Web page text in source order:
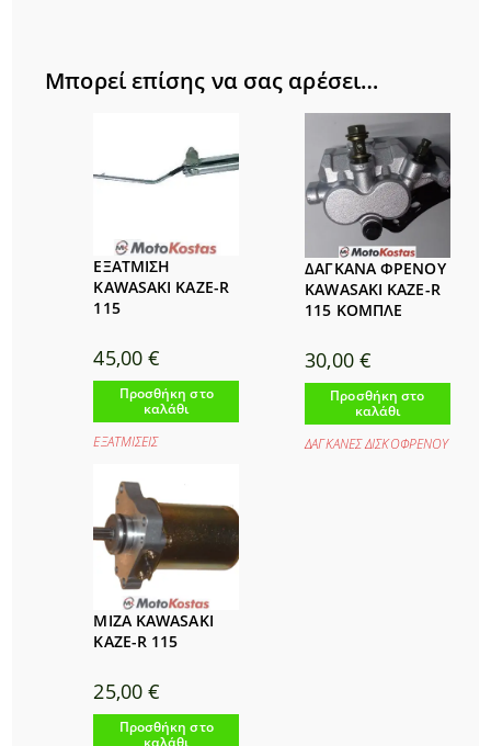
Μπορεί επίσης να σας αρέσει…
ΕΞΑΤΜΙΣΗ
KAWASAKI KAZE-R
115
45,00€
Προσθήκη στο
καλάθι
ΕΞΑΤΜΙΣΕΙΣ
ΔΑΓΚΑΝΑ ΦΡΕΝΟΥ
KAWASAKI KAZE-R
115 ΚΟΜΠΛΕ
30,00 €
Προσθήκη στο
καλάθι
ΔΑΓΚΑΝΕΣ ΔΙΣΚΟΦΡΕΝΟΥ
ΜΙΖΑ KAWASAKI
KAZE-R 115
25,00€
Προσθήκη στο
καλάθι